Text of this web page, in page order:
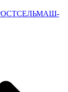
“РОСТСЕЛЬМАШ-